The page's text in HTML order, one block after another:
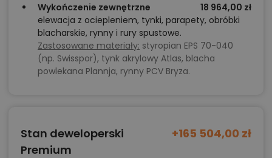
Wykończenie zewnętrzne
18 964,00 zł
elewacja z ociepleniem, tynki, parapety, obróbki
blacharskie, rynny i rury spustowe.
Zastosowane materiały: styropian EPS 70-040
(np. Swisspor), tynk akrylowy Atlas, blacha
powlekana Plannja, rynny PCV Bryza.
Stan deweloperski
Premium
+165 504,00 zł